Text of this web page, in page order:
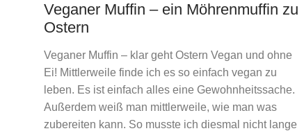
Veganer Muffin – ein Möhrenmuffin zu
Ostern
Veganer Muffin – klar geht Ostern Vegan und ohne
Ei! Mittlerweile finde ich es so einfach vegan zu
leben. Es ist einfach alles eine Gewohnheitssache.
Außerdem weiß man mittlerweile, wie man was
zubereiten kann. So musste ich diesmal nicht lange